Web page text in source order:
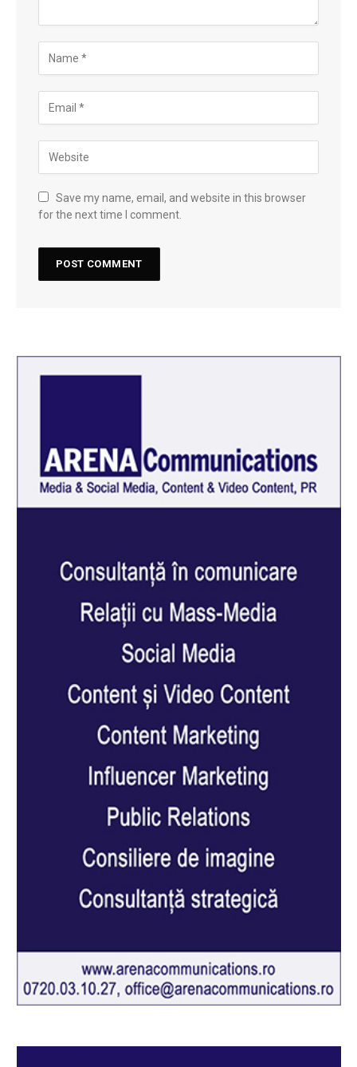
Save my name, email, and website in this browser
for the next time I comment.